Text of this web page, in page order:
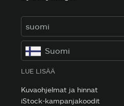
suomi
Suomi
LUE LISÄÄ
Kuvaohjelmat ja hinnat
iStock-kampanjakoodit